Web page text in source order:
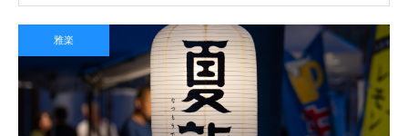
2026.08.04
落語の商人言葉の特徴とは？店先で
雅楽